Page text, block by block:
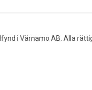
i Värnamo AB. Alla